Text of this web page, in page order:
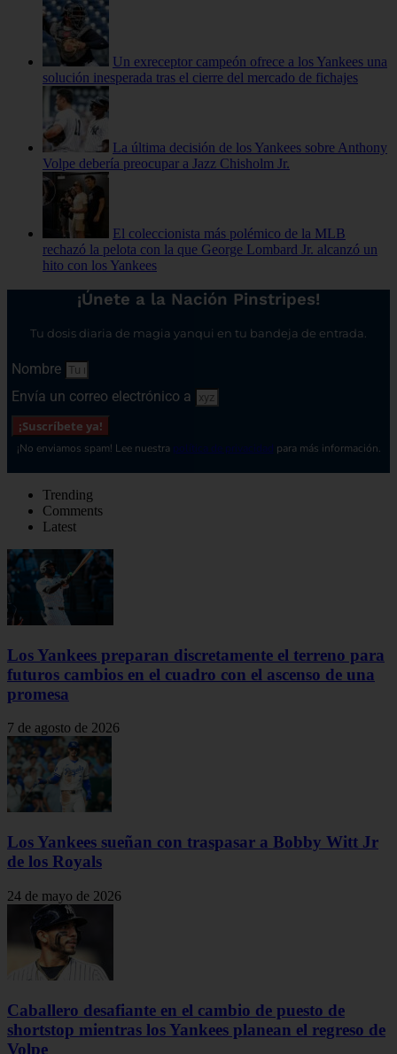
Un exreceptor campeón ofrece a los Yankees una
solución inesperada tras el cierre del mercado de fichajes
La última decisión de los Yankees sobre Anthony
Volpe debería preocupar a Jazz Chisholm Jr.
El coleccionista más polémico de la MLB
rechazó la pelota con la que George Lombard Jr. alcanzó un
hito con los Yankees
¡Únete a la Nación Pinstripes!
Tu dosis diaria de magia yanqui en tu bandeja de entrada.
Nombre
Envía un correo electrónico a
¡Suscríbete ya!
¡No enviamos spam! Lee nuestra política de privacidad para más información.
Trending
Comments
Latest
Los Yankees preparan discretamente el terreno para
futuros cambios en el cuadro con el ascenso de una
promesa
7 de agosto de 2026
Los Yankees sueñan con traspasar a Bobby Witt Jr
de los Royals
24 de mayo de 2026
Caballero desafiante en el cambio de puesto de
shortstop mientras los Yankees planean el regreso de
Volpe